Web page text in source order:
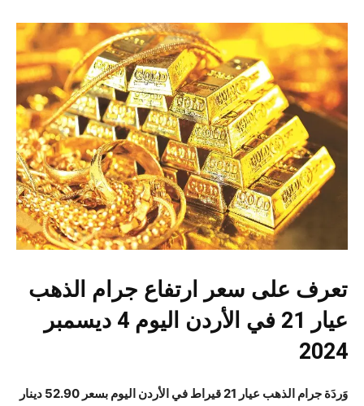
تعرف على سعر ارتفاع جرام الذهب
عيار 21 في الأردن اليوم 4 ديسمبر
2024
وَردَة جرام الذهب عيار 21 قيراط في الأردن
اليوم بسعر 52.90 دينار